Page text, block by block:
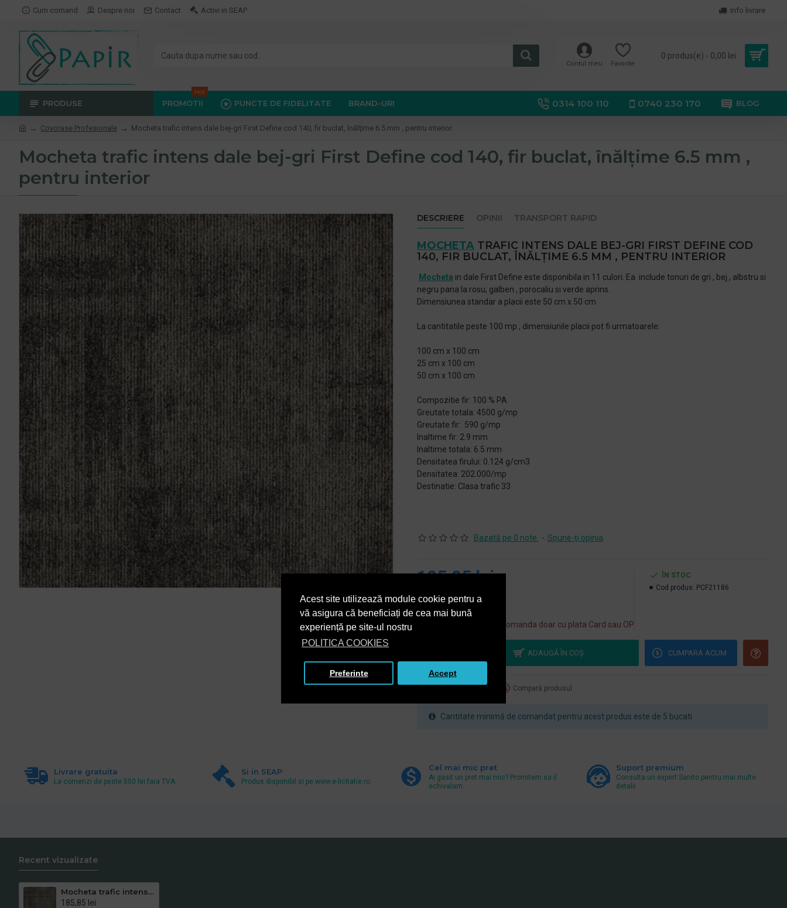
Acest site utilizează module cookie pentru a
vă asigura că beneficiați de cea mai bună
experiență pe site-ul nostru
POLITICA COOKIES
Preferinte Accept
Cum comand Despre noi Contact Activi in SEAP Info livrare
Contul meu Favorite
0 produs(e) - 0,00 lei
PRODUSE PROMOTII
Hot
PUNCTE DE FIDELITATE BRAND-URI 0314 100 110 0740 230 170 BLOG
Covorase Profesionale Mocheta trafic intens dale bej-gri First Define cod 140, fir buclat, înălțime 6.5 mm , pentru interior
Mocheta trafic intens dale bej-gri First Define cod 140, fir buclat, înălțime 6.5 mm ,
pentru interior
DESCRIERE OPINII TRANSPORT RAPID
MOCHETA TRAFIC INTENS DALE BEJ-GRI FIRST DEFINE COD
140, FIR BUCLAT, ÎNĂLȚIME 6.5 MM , PENTRU INTERIOR
Mocheta in dale First Define este disponibila in 11 culori. Ea include tonuri de gri , bej , albstru si
negru pana la rosu, galben , porocaliu si verde aprins.
Dimensiunea standar a placii este 50 cm x 50 cm
La cantitatile peste 100 mp , dimensiunile placii pot fi urmatoarele:
100 cm x 100 cm
25 cm x 100 cm
50 cm x 100 cm
Compozitie fir: 100 % PA
Greutate totala: 4500 g/mp
Greutate fir: 590 g/mp
Inaltime fir: 2.9 mm
Inaltime totala: 6.5 mm
Densitatea firului: 0.124 g/cm3
Densitatea: 202.000/mp
Destinatie: Clasa trafic 33
Bazată pe 0 note. - Spune-ţi opinia
185,85 lei
+ TVA
224,88 leiTVA inclus
Acest produs se poate comanda doar cu plata Card sau OP
ÎN STOC
Cod produs: PCF21186
ADAUGĂ ÎN COŞ CUMPARA ACUM
Compară produsul
Cantitate minimă de comandat pentru acest produs este de 5 bucati
Livrare gratuita
La comenzi de peste 550 lei fara TVA.
Si in SEAP
Produs disponibil si pe www.e-licitatie.ro
Cel mai mic pret
Ai gasit un pret mai mic? Promitem sa il
echivalam.
Suport premium
Consulta un expert Sanito pentru mai multe
detalii
Recent vizualizate
Mocheta trafic intens dale bej-gri First Define cod 140, fir buclat, înălțime 6.5 mm , pentru interior
185,85 lei